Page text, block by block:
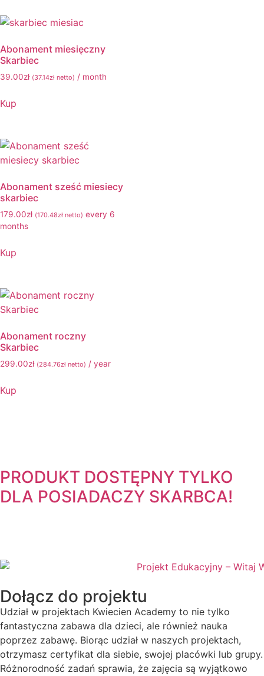
Abonament miesięczny
Skarbiec
39.00zł (37.14zł netto) / month
Kup
Abonament sześć miesiecy
skarbiec
179.00zł (170.48zł netto) every 6
months
Kup
Abonament roczny
Skarbiec
299.00zł (284.76zł netto) / year
Kup
PRODUKT DOSTĘPNY TYLKO
DLA POSIADACZY SKARBCA!
Dołącz do projektu
Udział w projektach Kwiecien Academy to nie tylko
fantastyczna zabawa dla dzieci, ale również nauka
poprzez zabawę. Biorąc udział w naszych projektach,
otrzymasz certyfikat dla siebie, swojej placówki lub grupy.
Różnorodność zadań sprawia, że zajęcia są wyjątkowo